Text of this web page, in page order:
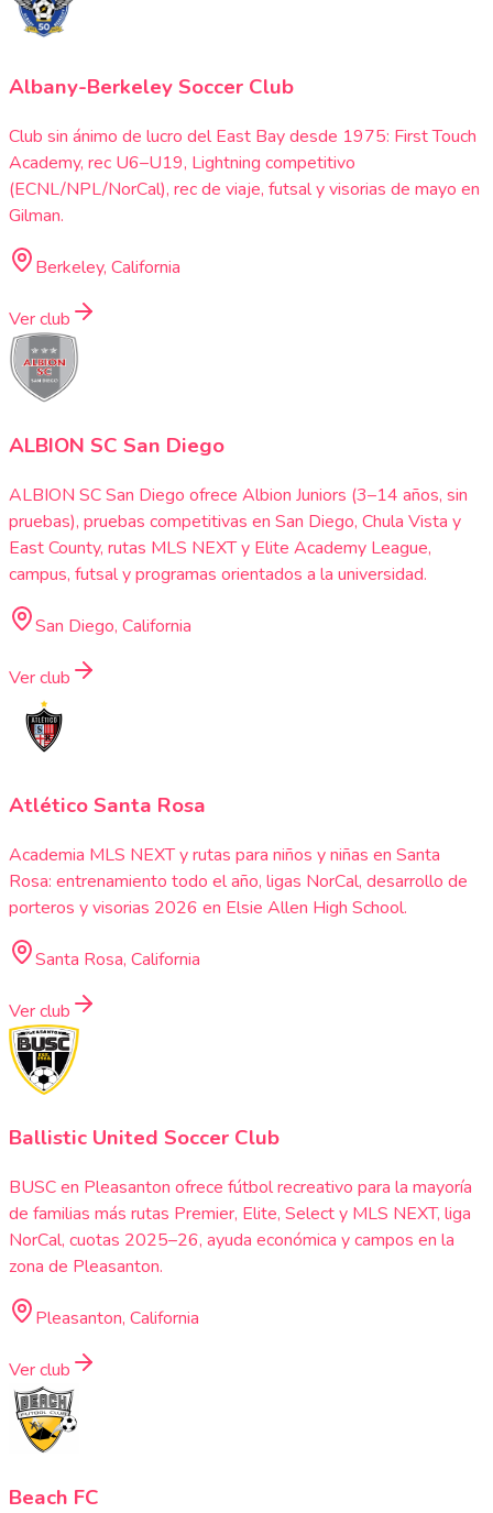
Albany-Berkeley Soccer Club
Club sin ánimo de lucro del East Bay desde 1975: First Touch
Academy, rec U6–U19, Lightning competitivo
(ECNL/NPL/NorCal), rec de viaje, futsal y visorias de mayo en
Gilman.
Berkeley, California
Ver club
ALBION SC San Diego
ALBION SC San Diego ofrece Albion Juniors (3–14 años, sin
pruebas), pruebas competitivas en San Diego, Chula Vista y
East County, rutas MLS NEXT y Elite Academy League,
campus, futsal y programas orientados a la universidad.
San Diego, California
Ver club
Atlético Santa Rosa
Academia MLS NEXT y rutas para niños y niñas en Santa
Rosa: entrenamiento todo el año, ligas NorCal, desarrollo de
porteros y visorias 2026 en Elsie Allen High School.
Santa Rosa, California
Ver club
Ballistic United Soccer Club
BUSC en Pleasanton ofrece fútbol recreativo para la mayoría
de familias más rutas Premier, Elite, Select y MLS NEXT, liga
NorCal, cuotas 2025–26, ayuda económica y campos en la
zona de Pleasanton.
Pleasanton, California
Ver club
Beach FC